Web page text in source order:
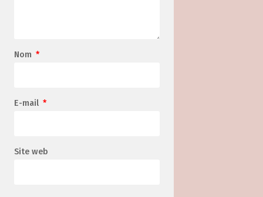
Nom *
E-mail *
Site web